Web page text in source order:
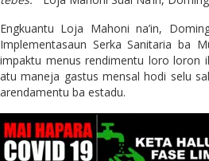
Engkuantu Loja Mahoni na’in,
Implementasaun Serka Sanitaria ba
impaktu menus rendimentu loro loron
atu maneja gastus mensal hodi selu
arendamentu ba estadu.